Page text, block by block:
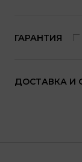
ГАРАНТИЯ
ДОСТАВКА И